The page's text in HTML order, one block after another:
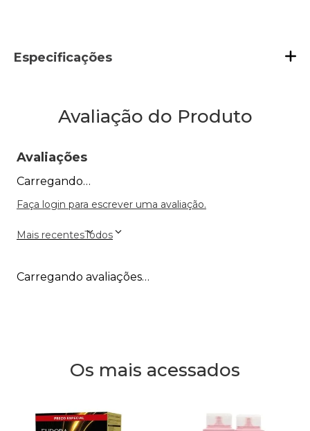
Especificações
Avaliação do Produto
Avaliações
Carregando…
Faça login para escrever uma avaliação.
Mais recentesTodos
Carregando avaliações…
Os mais acessados